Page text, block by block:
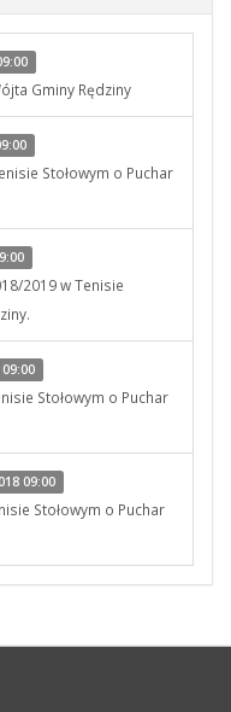
Gminy Rędziny
Stołowym o Puchar
2019 w Tenisie
Stołowym o Puchar
09:00
Stołowym o Puchar